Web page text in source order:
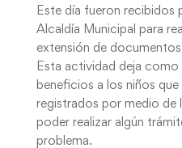
Este día fueron recibidos
Alcaldía Municipal para
extensión de
Esta actividad deja como
beneficios a los niños que
registrados por medio de
poder realizar algún
problema.